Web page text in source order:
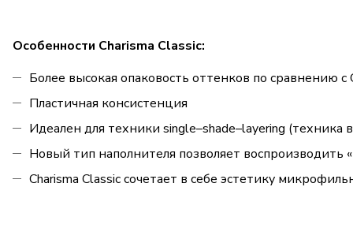
Особенности Charisma Classic:
Более высокая опаковость оттенков по сравнению с
Пластичная консистенция
Идеален для техники single–shade–layering (техника
Новый тип наполнителя позволяет воспроизводить
Сharisma Classic сочетает в себе эстетику